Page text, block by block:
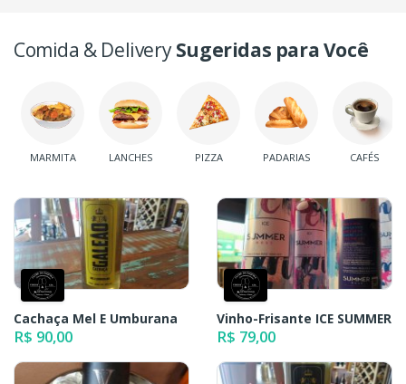
Comida & DeliverySugeridas para Você
MARMITA LANCHES PIZZA PADARIAS CAFÉS
Cachaça Mel E Umburana
R$ 90,00
Vinho-Frisante ICE SUMMER
R$ 79,00